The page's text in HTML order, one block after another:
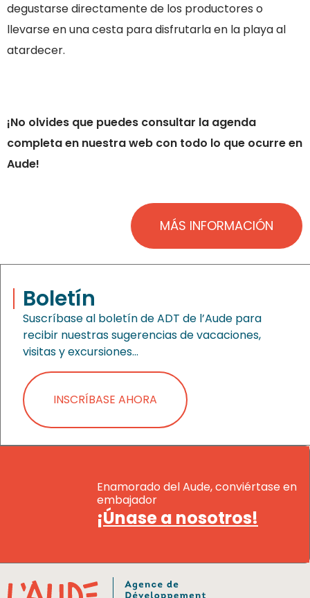
degustarse directamente de los productores o
llevarse en una cesta para disfrutarla en la playa al
atardecer.
¡No olvides que puedes consultar la agenda
completa en nuestra web con todo lo que ocurre en
Aude!
MÁS INFORMACIÓN
Boletín
Suscríbase al boletín de ADT de l’Aude para
recibir nuestras sugerencias de vacaciones,
visitas y excursiones…
INSCRÍBASE AHORA
Enamorado del Aude, conviértase en
embajador
¡Únase a nosotros!